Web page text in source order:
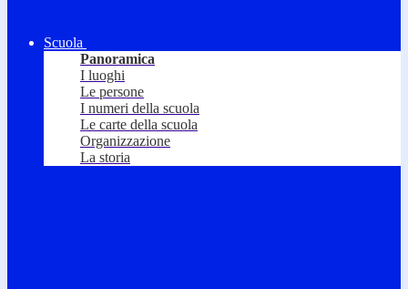
Scuola
Panoramica
I luoghi
Le persone
I numeri della scuola
Le carte della scuola
Organizzazione
La storia